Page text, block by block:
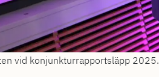
vid konjunkturrapportsläpp 2025.